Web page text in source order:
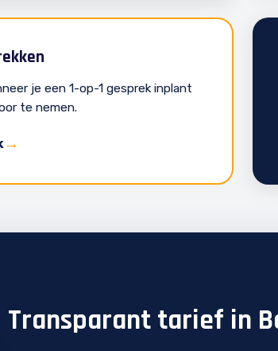
je een 1-op-1 gesprek inplant
te nemen.
Transparant tarief in